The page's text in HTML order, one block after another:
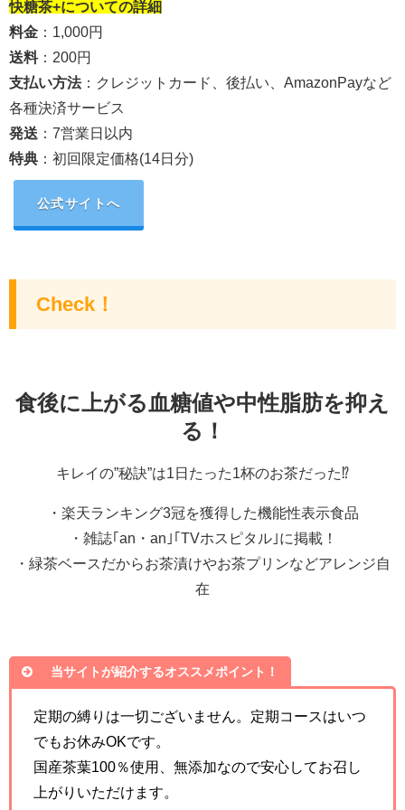
快糖茶+についての詳細
料金 ：1,000円
送料：200円
支払い方法：クレジットカード、後払い、AmazonPayなど
各種決済サービス
発送 ：7営業日以内
特典 ：初回限定価格(14日分)
公式サイトへ
Check！
食後に上がる血糖値や中性脂肪を抑え
る！
キレイの”秘訣”は1日たった1杯のお茶だった⁉
・楽天ランキング3冠を獲得した機能性表示食品
・雑誌｢an・an｣｢TVホスピタル｣に掲載！
・緑茶ベースだからお茶漬けやお茶プリンなどアレンジ自
在
当サイトが紹介するオススメポイント！
定期の縛りは一切ございません。定期コースはいつ
でもお休みOKです。
国産茶葉100％使用、無添加なので安心してお召し
上がりいただけます。